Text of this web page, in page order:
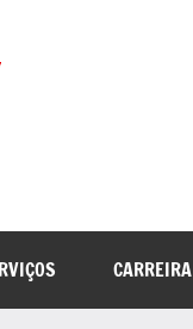
de
Notícias
internet
CARREIRA